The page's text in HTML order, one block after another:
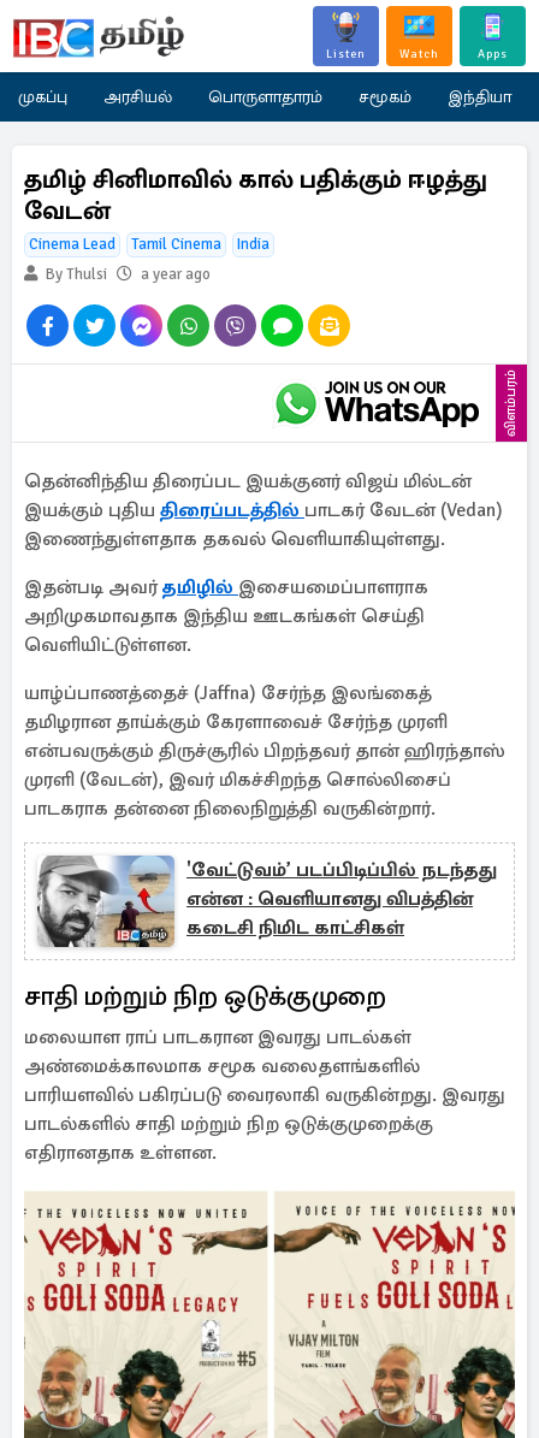
Listen Watch Apps
முகப்பு அரசியல் பொருளாதாரம் சமூகம் இந்தியா
தமிழ் சினிமாவில் கால் பதிக்கும் ஈழத்து
வேடன்
Cinema Lead Tamil Cinema
India
By Thulsi
a year ago
விளம்பரம்
தென்னிந்திய திரைப்பட இயக்குனர் விஜய் மில்டன்
இயக்கும் புதிய திரைப்படத்தில் பாடகர் வேடன் (Vedan)
இணைந்துள்ளதாக தகவல் வெளியாகியுள்ளது.
இதன்படி அவர்தமிழில் இசையமைப்பாளராக
அறிமுகமாவதாக இந்திய ஊடகங்கள் செய்தி
வெளியிட்டுள்ளன.
யாழ்ப்பாணத்தைச் (Jaffna) சேர்ந்த இலங்கைத்
தமிழரான தாய்க்கும் கேரளாவைச் சேர்ந்த முரளி
என்பவருக்கும் திருச்சூரில் பிறந்தவர் தான் ஹிரந்தாஸ்
முரளி (வேடன்), இவர் மிகச்சிறந்த சொல்லிசைப்
பாடகராக தன்னை நிலைநிறுத்தி வருகின்றார்.
'வேட்டுவம்’ படப்பிடிப்பில் நடந்தது
என்ன : வெளியானது விபத்தின்
கடைசி நிமிட காட்சிகள்
சாதி மற்றும் நிற ஒடுக்குமுறை
மலையாள ராப் பாடகரான இவரது பாடல்கள்
அண்மைக்காலமாக சமூக வலைதளங்களில்
பாரியளவில் பகிரப்படு வைரலாகி வருகின்றது. இவரது
பாடல்களில் சாதி மற்றும் நிற ஒடுக்குமுறைக்கு
எதிரானதாக உள்ளன.